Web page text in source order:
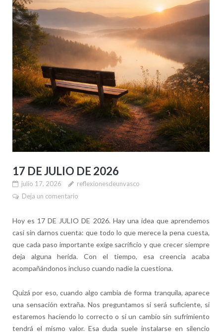
17 DE JULIO DE 2026
julio 17, 2026
reflexionesdeunvasco
Deja un comentario
Hoy es 17 DE JULIO DE 2026. Hay una idea que aprendemos
casi sin darnos cuenta: que todo lo que merece la pena cuesta,
que cada paso importante exige sacrificio y que crecer siempre
deja alguna herida. Con el tiempo, esa creencia acaba
acompañándonos incluso cuando nadie la cuestiona.
Quizá por eso, cuando algo cambia de forma tranquila, aparece
una sensación extraña. Nos preguntamos si será suficiente, si
estaremos haciendo lo correcto o si un cambio sin sufrimiento
tendrá el mismo valor. Esa duda suele instalarse en silencio